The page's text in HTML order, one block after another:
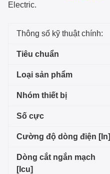
Electric.
Thông số kỹ thuật chính:
Tiêu chuẩn
Loại sản phẩm
Nhóm thiết bị
Số cực
Cường độ dòng điện [In]
Dòng cắt ngắn mạch
[Icu]